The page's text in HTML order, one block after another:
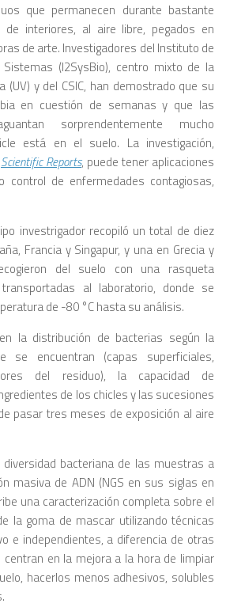
que permanecen durante bastante
interiores, al aire libre, pegados en
de arte. Investigadores del Instituto de
Sistemas (I2SysBio), centro mixto de la
(UV) y del CSIC, han demostrado que su
en cuestión de semanas y que las
sorprendentemente mucho
está en el suelo. La investigación,
Scientific Reports, puede tener aplicaciones
control de enfermedades contagiosas,
investrigador recopiló un total de diez
Francia y Singapur, y una en Grecia y
del suelo con una rasqueta
al laboratorio, donde se
de -80 °C hasta su análisis.
la distribución de bacterias según la
se encuentran (capas superficiales,
del residuo), la capacidad de
de los chicles y las sucesiones
pasar tres meses de exposición al aire
diversidad bacteriana de las muestras a
masiva de ADN (NGS en sus siglas en
una caracterización completa sobre el
la goma de mascar utilizando técnicas
e independientes, a diferencia de otras
en la mejora a la hora de limpiar
hacerlos menos adhesivos, solubles